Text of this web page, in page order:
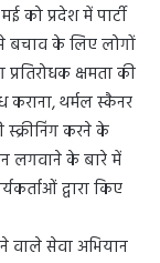
को प्रदेश में पार्टी
से बचाव के लिए लोगों
क्षमता की
कराना, थर्मल स्कैनर
करने के
लगवाने के बारे में
द्वारा किए
वाले सेवा अभियान